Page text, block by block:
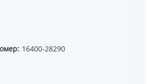
16400-28290